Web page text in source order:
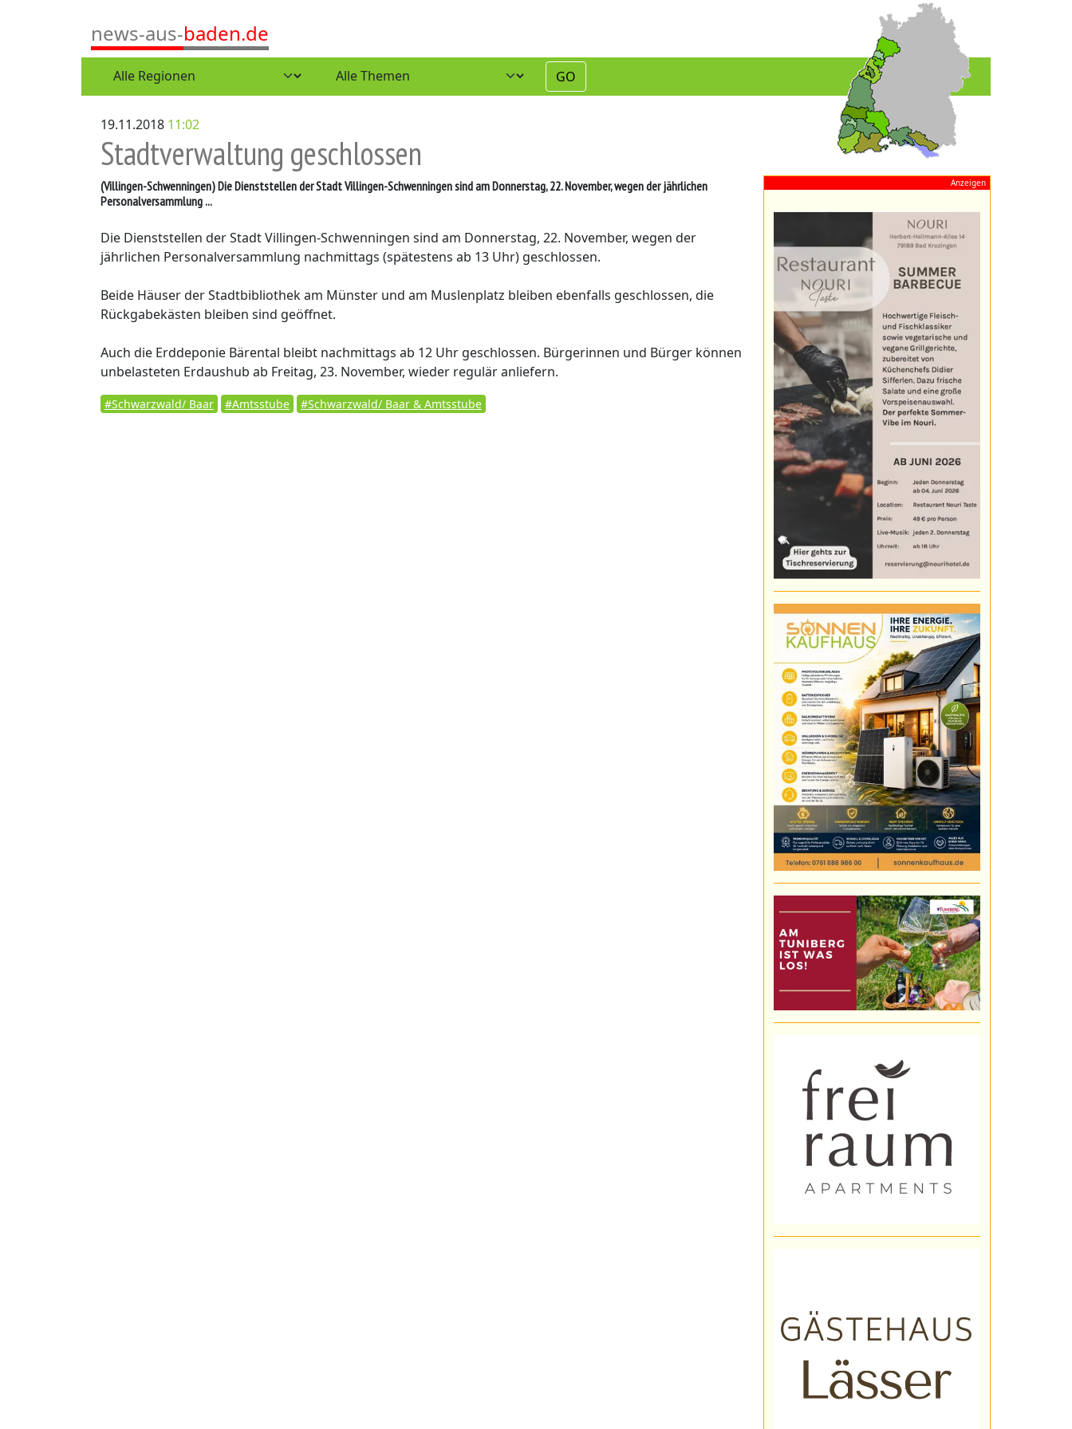
news-aus-baden.de
GO
19.11.2018 11:02
Stadtverwaltung geschlossen
(Villingen-Schwenningen)Die Dienststellen der Stadt Villingen-Schwenningen sind am Donnerstag, 22. November, wegen der jährlichen
Personalversammlung ...
Die Dienststellen der Stadt Villingen-Schwenningen sind am Donnerstag, 22. November, wegen der
jährlichen Personalversammlung nachmittags (spätestens ab 13 Uhr) geschlossen.
Beide Häuser der Stadtbibliothek am Münster und am Muslenplatz bleiben ebenfalls geschlossen, die
Rückgabekästen bleiben sind geöffnet.
Auch die Erddeponie Bärental bleibt nachmittags ab 12 Uhr geschlossen. Bürgerinnen und Bürger können
unbelasteten Erdaushub ab Freitag, 23. November, wieder regulär anliefern.
#Schwarzwald/ Baar #Amtsstube #Schwarzwald/ Baar & Amtsstube
Anzeigen